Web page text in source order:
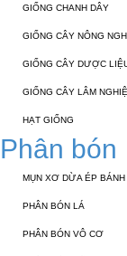
GIỐNG CHANH DÂY
GIỐNG CÂY NÔNG
GIỐNG CÂY DƯỢC
GIỐNG CÂY LÂM
HẠT GIỐNG
Phân bón
MỤN XƠ DỪA ÉP BÁNH
PHÂN BÓN LÁ
PHÂN BÓN VÔ CƠ